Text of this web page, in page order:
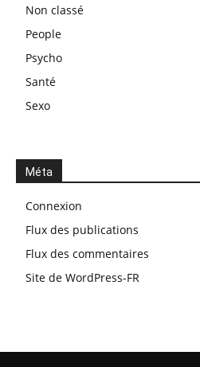
Non classé
People
Psycho
Santé
Sexo
Méta
Connexion
Flux des publications
Flux des commentaires
Site de WordPress-FR